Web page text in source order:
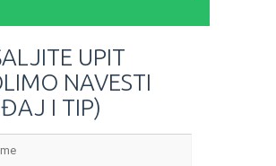
UPIT
NAVESTI
I TIP)